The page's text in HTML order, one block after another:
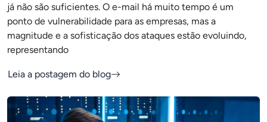
já não são suficientes. O e-mail há muito tempo é um
ponto de vulnerabilidade para as empresas, mas a
magnitude e a sofisticação dos ataques estão evoluindo,
representando
Leia a postagem do blog